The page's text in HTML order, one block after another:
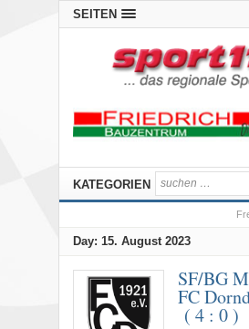
SEITEN
KATEGORIEN
Day: 15. August 2023
SF/BG
FC
( 4 : 0 )